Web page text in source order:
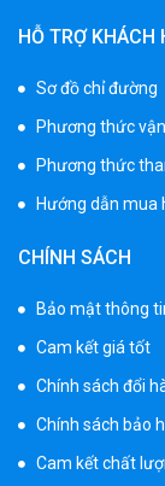
HỖ TRỢ KHÁCH
Sơ đồ chỉ đường
Phương thức
Phương thức
Hướng dẫn mua
CHÍNH SÁCH
Bảo mật thông
Cam kết giá tốt
Chính sách đổi
Chính sách bảo
Cam kết chất